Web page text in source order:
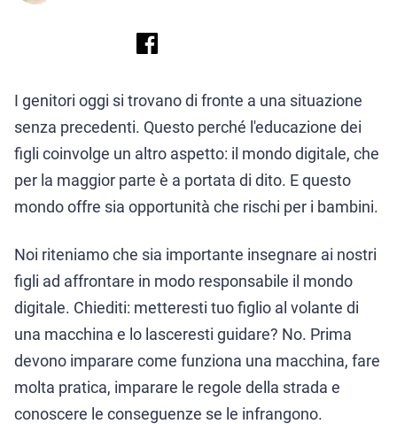
I genitori oggi si trovano di fronte a una situazione
senza precedenti. Questo perché l'educazione dei
figli coinvolge un altro aspetto: il mondo digitale, che
per la maggior parte è a portata di dito. E questo
mondo offre sia opportunità che rischi per i bambini.
Noi riteniamo che sia importante insegnare ai nostri
figli ad affrontare in modo responsabile il mondo
digitale. Chiediti: metteresti tuo figlio al volante di
una macchina e lo lasceresti guidare? No. Prima
devono imparare come funziona una macchina, fare
molta pratica, imparare le regole della strada e
conoscere le conseguenze se le infrangono.